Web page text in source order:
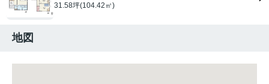
31.58坪(104.42㎡)
地図